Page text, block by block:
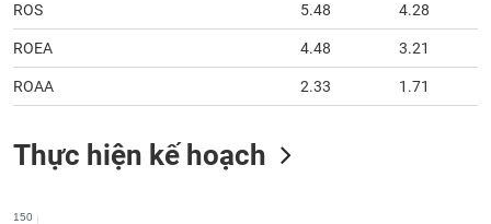
ROS 5.48 4.28
ROEA 4.48 3.21
ROAA 2.33 1.71
Thực hiện kế hoạch
150